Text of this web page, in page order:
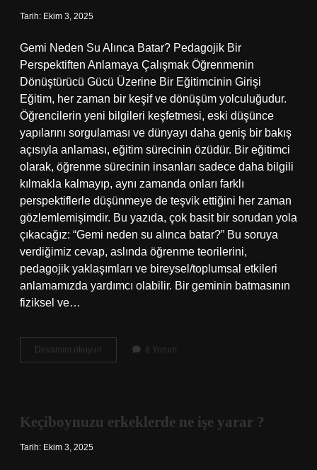
Tarih: Ekim 3, 2025
Gemi Neden Su Alınca Batar? Pedagojik Bir
Perspektiften Anlamaya Çalışmak Öğrenmenin
Dönüştürücü Gücü Üzerine Bir Eğitimcinin Girişi
Eğitim, her zaman bir keşif ve dönüşüm yolculuğudur.
Öğrencilerin yeni bilgileri keşfetmesi, eski düşünce
yapılarını sorgulaması ve dünyayı daha geniş bir bakış
açısıyla anlaması, eğitim sürecinin özüdür. Bir eğitimci
olarak, öğrenme sürecinin insanları sadece daha bilgili
kılmakla kalmayıp, aynı zamanda onları farklı
perspektiflerle düşünmeye de teşvik ettiğini her zaman
gözlemlemişimdir. Bu yazıda, çok basit bir sorudan yola
çıkacağız: “Gemi neden su alınca batar?” Bu soruya
verdiğimiz cevap, aslında öğrenme teorilerini,
pedagojik yaklaşımları ve bireysel/toplumsal etkileri
anlamamızda yardımcı olabilir. Bir geminin batmasının
fiziksel ve…
Devamını okuyun
neden
8 Yorum
Keçiboynuzu erkeklerde ne işe yarar ?
Tarih: Ekim 3, 2025